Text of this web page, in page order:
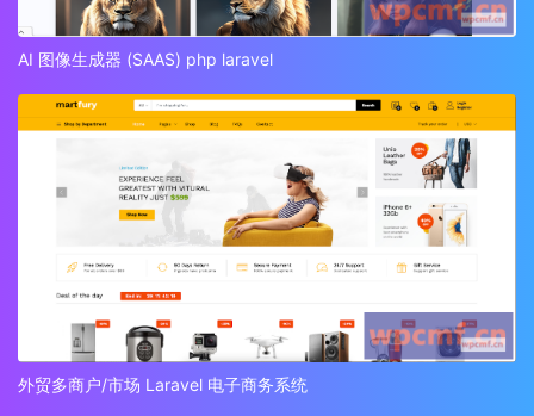
AI 图像生成器 (SAAS) php laravel
外贸多商户/市场 Laravel 电子商务系统